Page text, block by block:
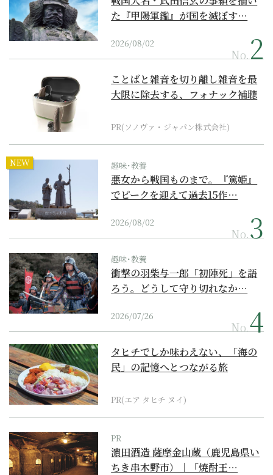
た『甲陽軍鑑』が国を滅ぼす…
2026/08/02
No.
ことばと雑音を切り離し雑音を最
大限に除去する、フォナック補聴
PR(ソノヴァ・ジャパン株式会社)
NEW 趣味･教養
悪女から戦国ものまで。『篤姫』
でピークを迎えて過去15作…
2026/08/02
No.
趣味･教養
衝撃の羽柴与一郎「初陣死」を語
ろう。どうして守り切れなか…
2026/07/26
No.
タヒチでしか味わえない、「海の
民」の記憶へとつながる旅
PR(エア タヒチ ヌイ)
PR
濵田酒造 薩摩金山蔵（鹿児島県い
ちき串木野市）｜「焼酎王…